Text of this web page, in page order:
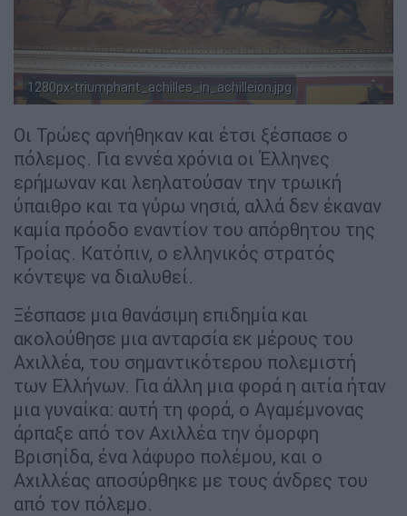
1280px-triumphant_achilles_in_achilleion.jpg
O Aχιλλέας περιφέρει το πτώμα του Εκτορα [(By Franz von
Matsch - Έργο αυτού που το ανεβάζει,Dr.K. 22:32, 8
December 2006 (UTC)]
Οι Τρώες αρνήθηκαν και έτσι ξέσπασε ο
πόλεμος. Για εννέα χρόνια οι Έλληνες
ερήμωναν και λεηλατούσαν την τρωική
ύπαιθρο και τα γύρω νησιά, αλλά δεν έκαναν
καμία πρόοδο εναντίον του απόρθητου της
Τροίας. Κατόπιν, ο ελληνικός στρατός
κόντεψε να διαλυθεί.
Ξέσπασε μια θανάσιμη επιδημία και
ακολούθησε μια ανταρσία εκ μέρους του
Αχιλλέα, του σημαντικότερου πολεμιστή
των Ελλήνων. Για άλλη μια φορά η αιτία ήταν
μια γυναίκα: αυτή τη φορά, ο Αγαμέμνονας
άρπαξε από τον Αχιλλέα την όμορφη
Βρισηίδα, ένα λάφυρο πολέμου, και ο
Αχιλλέας αποσύρθηκε με τους άνδρες του
από τον πόλεμο.